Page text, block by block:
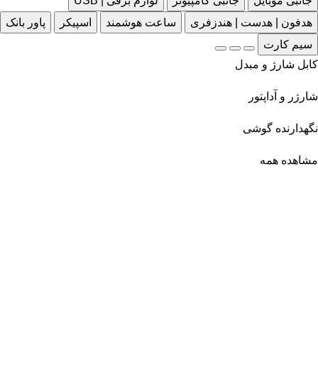
هدفون | هدست | هندزفری
ساعت هوشمند اسپیکر
پاور بانک
سیم کارت
کابل شارژ و مبدل
شارژر و آداپتور
نگهدارنده گوشی
مشاهده همه